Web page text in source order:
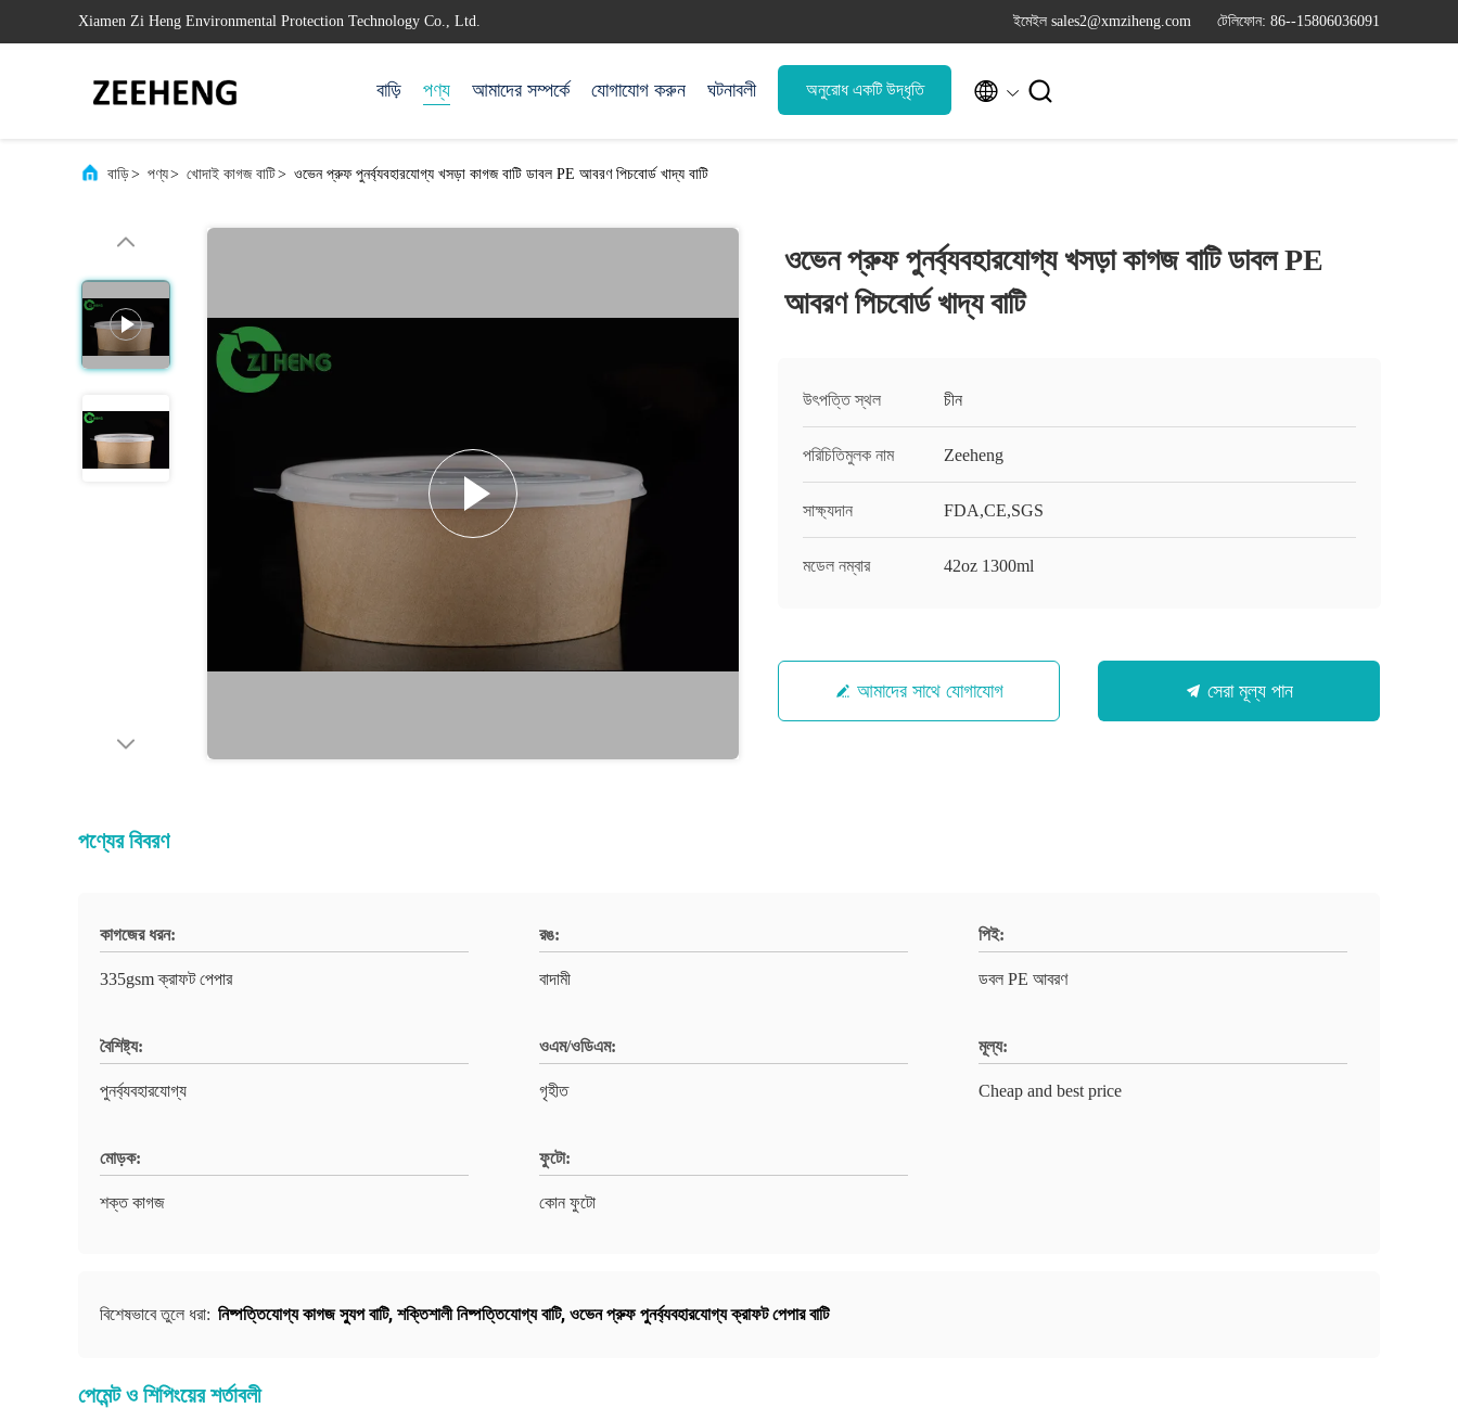
Xiamen Zi Heng Environmental Protection Technology Co., Ltd. ইমেইল sales2@xmziheng.com টেলিফোন: 86--15806036091
বাড়ি পণ্য আমাদের সম্পর্কে যোগাযোগ করুন ঘটনাবলী অনুরোধ একটি উদ্ধৃতি  
বাড়ি> পণ্য> খোদাই কাগজ বাটি> ওভেন প্রুফ পুনর্ব্যবহারযোগ্য খসড়া কাগজ বাটি ডাবল PE আবরণ পিচবোর্ড খাদ্য বাটি
ওভেন প্রুফ পুনর্ব্যবহারযোগ্য খসড়া কাগজ বাটি ডাবল PE
আবরণ পিচবোর্ড খাদ্য বাটি
উৎপত্তি স্থল চীন
পরিচিতিমুলক নাম Zeeheng
সাক্ষ্যদান FDA,CE,SGS
মডেল নম্বার 42oz 1300ml
আমাদের সাথে যোগাযোগ সেরা মূল্য পান
পণ্যের বিবরণ
কাগজের ধরন:
335gsm ক্রাফট পেপার
রঙ:
বাদামী
পিই:
ডবল PE আবরণ
বৈশিষ্ট্য:
পুনর্ব্যবহারযোগ্য
ওএম/ওডিএম:
গৃহীত
মূল্য:
Cheap and best price
মোড়ক:
শক্ত কাগজ
ফুটো:
কোন ফুটো
বিশেষভাবে তুলে ধরা: নিষ্পত্তিযোগ্য কাগজ স্যুপ বাটি, শক্তিশালী নিষ্পত্তিযোগ্য বাটি, ওভেন প্রুফ পুনর্ব্যবহারযোগ্য ক্রাফট পেপার বাটি
পেমেন্ট ও শিপিংয়ের শর্তাবলী